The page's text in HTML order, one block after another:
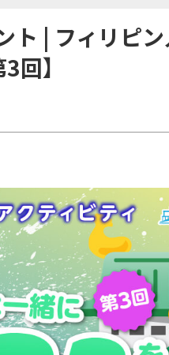
ト | フィリピ
回】